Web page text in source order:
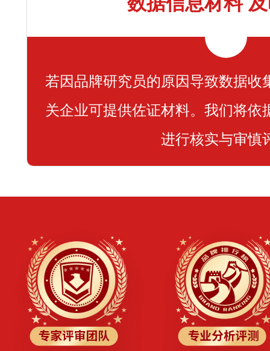
若因品牌研究员的原因导致数据收
关企业可提供佐证材料。我们将依
进行核实与审慎